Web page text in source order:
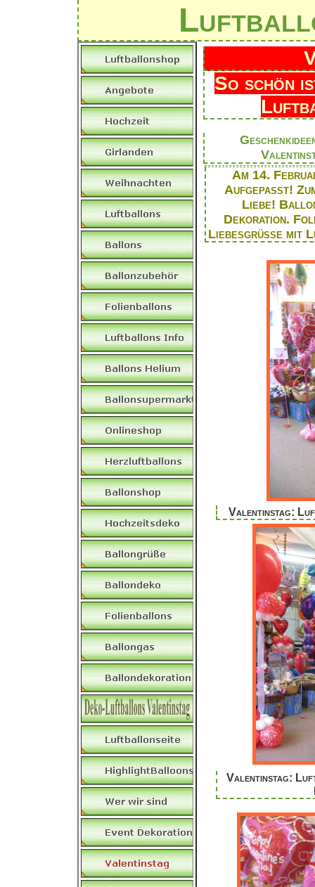
So schön
Am 14.
Aufgepasst!
Liebe!
Dekoration.
Liebesgrüße mit
Valentinstag:
Valentinstag: